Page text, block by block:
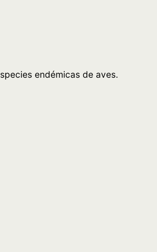
endémicas de aves.